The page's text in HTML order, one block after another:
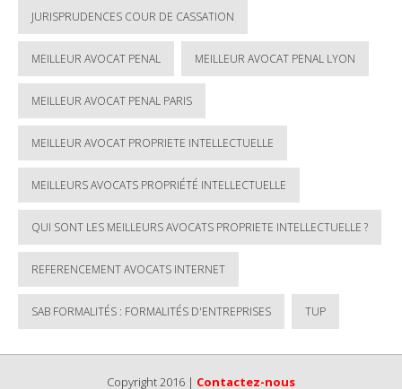
JURISPRUDENCES COUR DE CASSATION
MEILLEUR AVOCAT PENAL MEILLEUR AVOCAT PENAL LYON
MEILLEUR AVOCAT PENAL PARIS
MEILLEUR AVOCAT PROPRIETE INTELLECTUELLE
MEILLEURS AVOCATS PROPRIÉTÉ INTELLECTUELLE
QUI SONT LES MEILLEURS AVOCATS PROPRIETE INTELLECTUELLE ?
REFERENCEMENT AVOCATS INTERNET
SAB FORMALITÉS : FORMALITÉS D'ENTREPRISES TUP
Copyright 2016 | Contactez-nous